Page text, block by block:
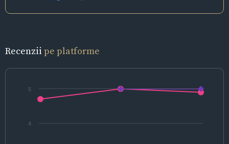
Recenzii pe platforme
4
5